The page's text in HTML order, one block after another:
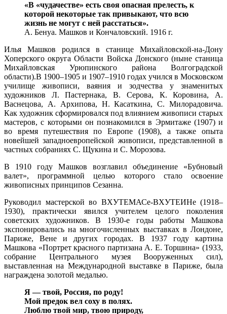
«В «чудачестве» есть своя опасная прелесть, к
которой некоторые так привыкают, что всю
жизнь не могут с ней расстаться».
А. Бенуа. Машков и Кончаловский. 1916 г.
Илья Машков родился в станице Михайловской-на-Дону
Хоперского округа Области Войска Донского (ныне станица
Михайловская Урюпинского района Волгоградской
области).В 1900–1905 и 1907–1910 годах учился в Московском
училище живописи, ваяния и зодчества у знаменитых
художников Л. Пастернака, В. Серова, К. Коровина, А.
Васнецова, А. Архипова, Н. Касаткина, С. Милорадовича.
Как художник сформировался под влиянием живописи старых
мастеров, с которыми он познакомился в Эрмитаже (1907) и
во время путешествия по Европе (1908), а также опыта
новейшей западноевропейской живописи, представленной в
частных собраниях С. Щукина и С. Морозова.
В 1910 году Машков возглавил объединение «Бубновый
валет», программной целью которого стало освоение
живописных принципов Сезанна.
Руководил мастерской во ВХУТЕМАСе-ВХУТЕИНе (1918–
1930), практически явился учителем целого поколения
советских художников. В 1930-е годы работы Машкова
экспонировались на многочисленных выставках в Лондоне,
Париже, Вене и других городах. В 1937 году картина
Машкова «Портрет красного партизана А. Е. Торшина» (1933,
собрание Центрального музея Вооруженных сил),
выставленная на Международной выставке в Париже, была
награждена золотой медалью.
Я — твой, Россия, по роду!
Мой предок вел соху в полях.
Люблю твой мир, твою природу,